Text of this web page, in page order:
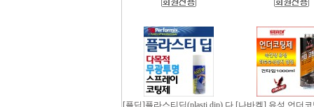
[플딥]플라스티딥(plasti dip) 다 [나바켐] 유성 언더